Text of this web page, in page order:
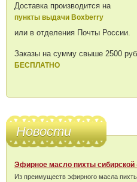
Доставка производится на
пункты выдачи Boxberry
или в отделения Почты России.
Заказы на сумму свыше 2500
БЕСПЛАТНО
Новости
Эфирное масло пихты сибирской
Из преимуществ эфирного масла